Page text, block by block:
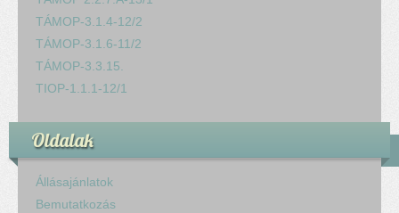
TÁMOP-3.1.4-12/2
TÁMOP-3.1.6-11/2
TÁMOP-3.3.15.
TIOP-1.1.1-12/1
Oldalak
Állásajánlatok
Bemutatkozás